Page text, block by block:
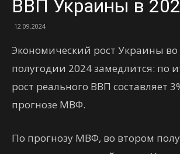
ВВП Украины в
12.09.2024
Экономический рост Украины во
полугодии 2024 замедлится: по
рост реального ВВП составляет
прогнозе МВФ.
По прогнозу МВФ, во втором